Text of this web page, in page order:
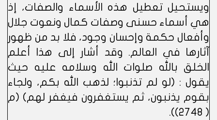
ويستحيل تعطيل هذه الأسماء والصفات، إذ
هي أسماء حسنى وصفات كمال ونعوت جلال
وأفعال حكمة وإحسان وجود، فلا بد من ظهور
آثارها في العالم. وقد أشار إلى هذا أعلم
الخلق بالله صلوات الله وسلامه عليه حيث
يقول : (لو لم تذنبوا؛ لذهب الله بكم، ولجاء
بقوم يذنبون، ثم يستغفرون فيغفر لهم) (م
( 2748)).